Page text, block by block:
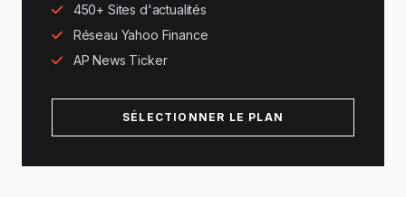
450+ Sites d'actualités
Réseau Yahoo Finance
AP News Ticker
SÉLECTIONNER LE PLAN